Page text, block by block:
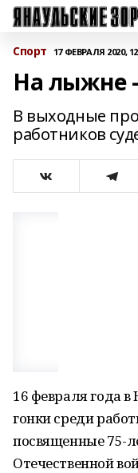
Спорт 17 ФЕВРАЛЯ 2020,
На лыжне
В выходные
работников
16 февраля года
гонки среди
посвященные 75-
Отечественной